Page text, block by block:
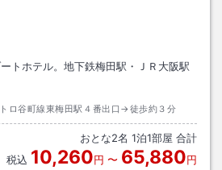
トホテル。地下鉄梅田駅・ＪＲ大阪駅
ロ谷町線東梅田駅４番出口→徒歩約３分
おとな2名 1泊1部屋 合計
税込 10,260円 〜 65,880円